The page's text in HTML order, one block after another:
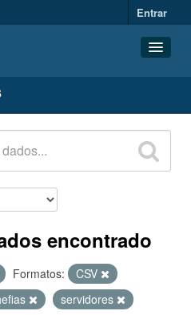
Entrar
encontrado
Formatos:
CSV
servidores